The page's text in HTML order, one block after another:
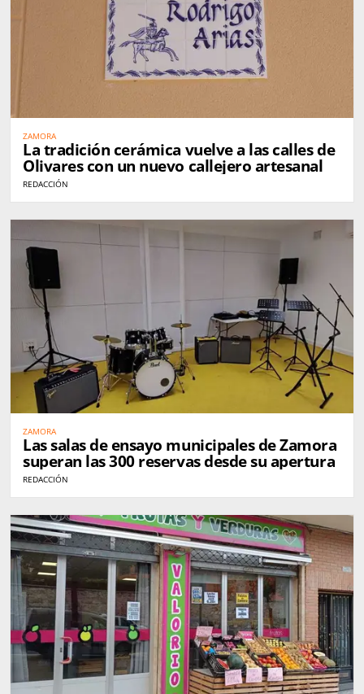
ZAMORA
La tradición cerámica vuelve a las calles de
Olivares con un nuevo callejero artesanal
REDACCIÓN
ZAMORA
Las salas de ensayo municipales de Zamora
superan las 300 reservas desde su apertura
REDACCIÓN